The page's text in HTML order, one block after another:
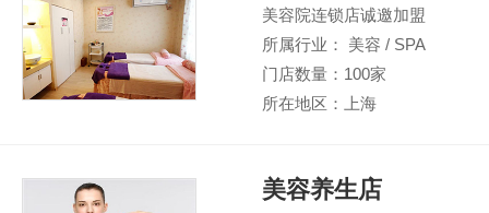
美容院连锁店诚邀加盟
所属行业： 美容 / SPA
门店数量：100家
所在地区：上海
美容养生店